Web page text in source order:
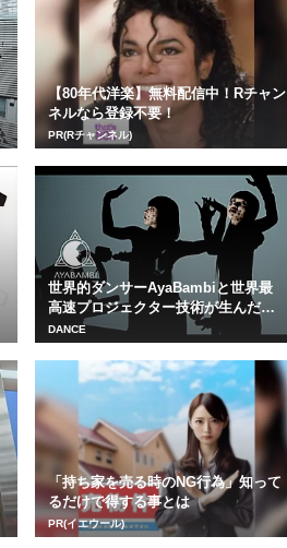
【80年代洋楽】無料配信中！Rチャン
ネルなら登録不要！
PR(Rチャンネル)
世界的ダンサーAyaBambiと世界最
高速プロジェクター技術が生んだ傑
作映像
DANCE
「持ち家を売る時のNG行為」知って
るだけで得する事とは
PR(イエウール)